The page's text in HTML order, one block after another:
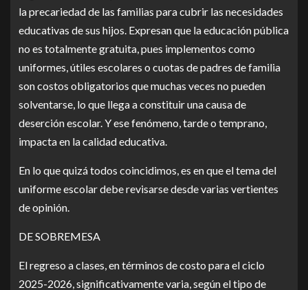
la precariedad de las familias para cubrir las necesidades
educativas de sus hijos. Expresan que la educación pública
no es totalmente gratuita, pues implementos como
uniformes, útiles escolares o cuotas de padres de familia
son costos obligatorios que muchas veces no pueden
solventarse, lo que llega a constituir una causa de
deserción escolar. Y ese fenómeno, tarde o temprano,
impacta en la calidad educativa.
En lo que quizá todos coincidimos, es en que el tema del
uniforme escolar debe revisarse desde varias vertientes
de opinión.
DE SOBREMESA
El regreso a clases, en términos de costo para el ciclo
2025-2026, significativamente varia, según el tipo de